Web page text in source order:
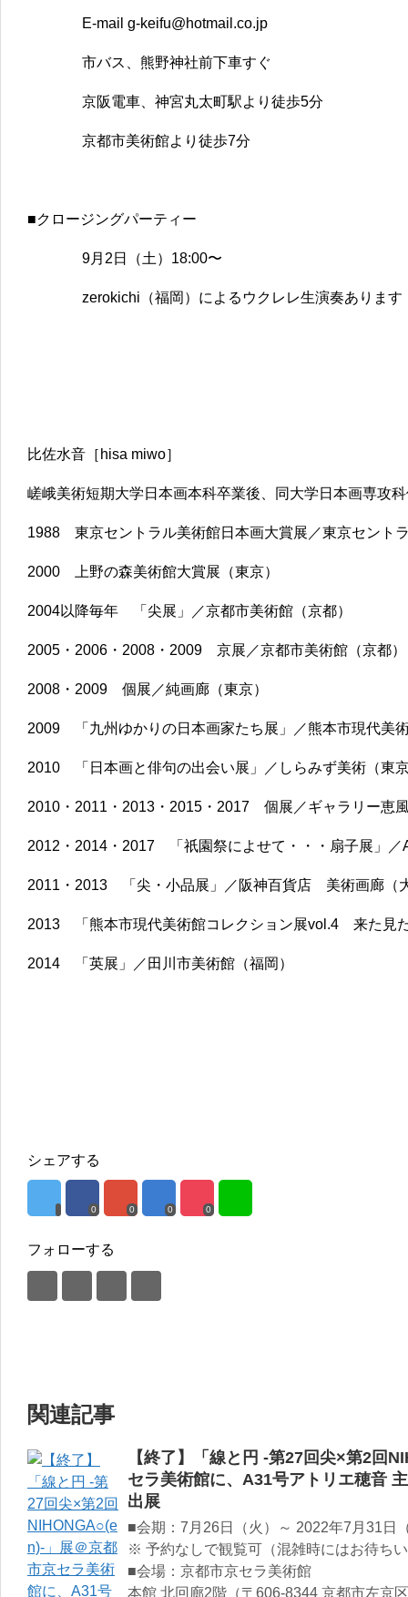
E-mail g-keifu@hotmail.co.jp
市バス、熊野神社前下車すぐ
京阪電車、神宮丸太町駅より徒歩5分
京都市美術館より徒歩7分
■クロージングパーティー
9月2日（土）18:00〜
zerokichi（福岡）によるウクレレ生演奏あります
比佐水音［hisa miwo］
嵯峨美術短期大学日本画本科卒業後、同大学日本画専攻
1988 東京セントラル美術館日本画大賞展／東京セント
2000 上野の森美術館大賞展（東京）
2004以降毎年 「尖展」／京都市美術館（京都）
2005・2006・2008・2009 京展／京都市美術館（京都）
2008・2009 個展／純画廊（東京）
2009 「九州ゆかりの日本画家たち展」／熊本市現代美
2010 「日本画と俳句の出会い展」／しらみず美術（東
2010・2011・2013・2015・2017 個展／ギャラリー恵
2012・2014・2017 「祇園祭によせて・・・扇子展」／
2011・2013 「尖・小品展」／阪神百貨店 美術画廊（
2013 「熊本市現代美術館コレクション展vol.4 来た見
2014 「英展」／田川市美術館（福岡）
シェアする
0 0 0 0
フォローする
関連記事
【終了】「線と円 -第27回尖×第2回
セラ美術館に、A31号アトリエ穂音
出展
■会期：7月26日（火）～ 2022年7月31日
※ 予約なしで観覧可（混雑時にはお待ち
■会場：京都市京セラ美術館
本館 北回廊2階（〒606-8344 京都市左京